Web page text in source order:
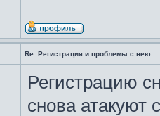
Re: Регистрация и проблемы с нею
Регистрацию
снова атакуют